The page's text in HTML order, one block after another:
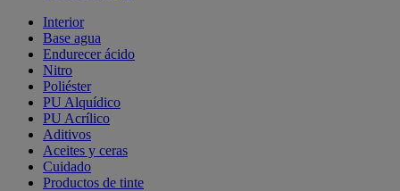
Interior
Base agua
Endurecer ácido
Nitro
Poliéster
PU Alquídico
PU Acrílico
Aditivos
Aceites y ceras
Cuidado
Productos de tinte